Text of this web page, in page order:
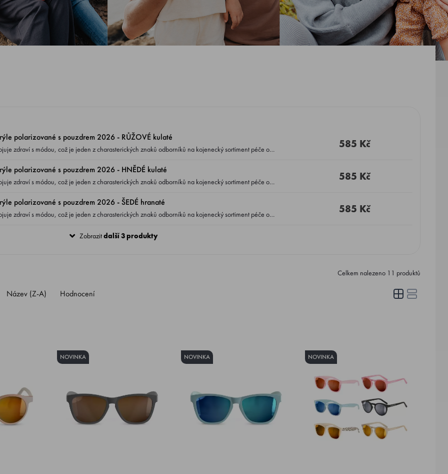
polarizované s pouzdrem 2026 - RŮŽOVÉ kulaté
zdraví s módou, což je jeden z charasterických znaků odborníků na kojenecký sortiment péče o
dětskému obličeji.
585 Kč
polarizované s pouzdrem 2026 - HNĚDÉ kulaté
zdraví s módou, což je jeden z charasterických znaků odborníků na kojenecký sortiment péče o
dětskému obličeji.
585 Kč
polarizované s pouzdrem 2026 - ŠEDÉ hranaté
zdraví s módou, což je jeden z charasterických znaků odborníků na kojenecký sortiment péče o
585 Kč
Zobrazitdalší 3 produkty
Celkem nalezeno 11 produktů
Název (Z-A) Hodnocení
NOVINKA NOVINKA NOVINKA